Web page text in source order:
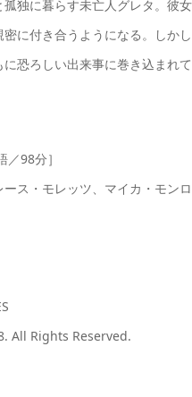
独に暮らす未亡人グレタ。彼
に付き合うようになる。しか
恐ろしい出来事に巻き込まれて
98分］
ス・モレッツ、マイカ・モン
All Rights Reserved.